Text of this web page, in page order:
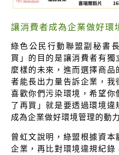
捐款支持
徵才資訊
活動行事曆
活動紀錄
教育推廣申請
加入志工
讓消費者成為企業做好環
綠色公民行動聯盟副秘書
買」的目的是讓消費者有
麼樣的未來，進而選擇商品
者能長出力量告訴企業，我
喜歡你們污染環境，希望你
了再買」就是要透過環境
成為企業做好環境管理的動
曾虹文說明，綠盟根據資
企業，再比對環境違規紀錄